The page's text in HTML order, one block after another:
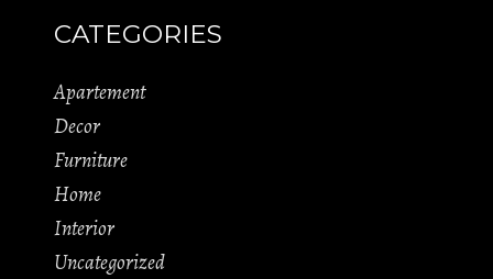
CATEGORIES
Apartement
Decor
Furniture
Home
Interior
Uncategorized